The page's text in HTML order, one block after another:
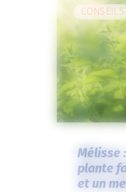
CONSEILS
Mélisse
plante
et un